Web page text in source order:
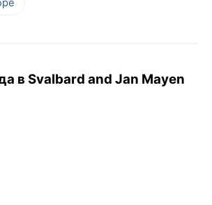
в Svalbard and Jan Mayen